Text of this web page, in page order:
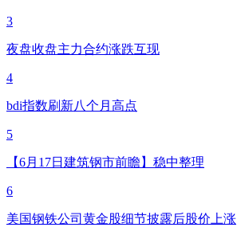
3
夜盘收盘主力合约涨跌互现
4
bdi指数刷新八个月高点
5
【6月17日建筑钢市前瞻】稳中整理
6
美国钢铁公司黄金股细节披露后股价上涨